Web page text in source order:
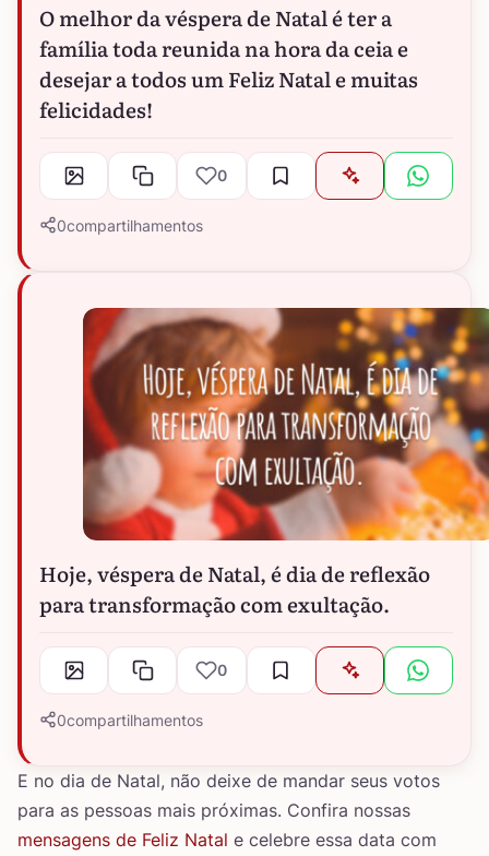
O melhor da véspera de Natal é ter a
família toda reunida na hora da ceia e
desejar a todos um Feliz Natal e muitas
felicidades!
0
0compartilhamentos
Hoje, véspera de Natal, é dia de reflexão
para transformação com exultação.
0
0compartilhamentos
E no dia de Natal, não deixe de mandar seus votos
para as pessoas mais próximas. Confira nossas
mensagens de Feliz Natal e celebre essa data com